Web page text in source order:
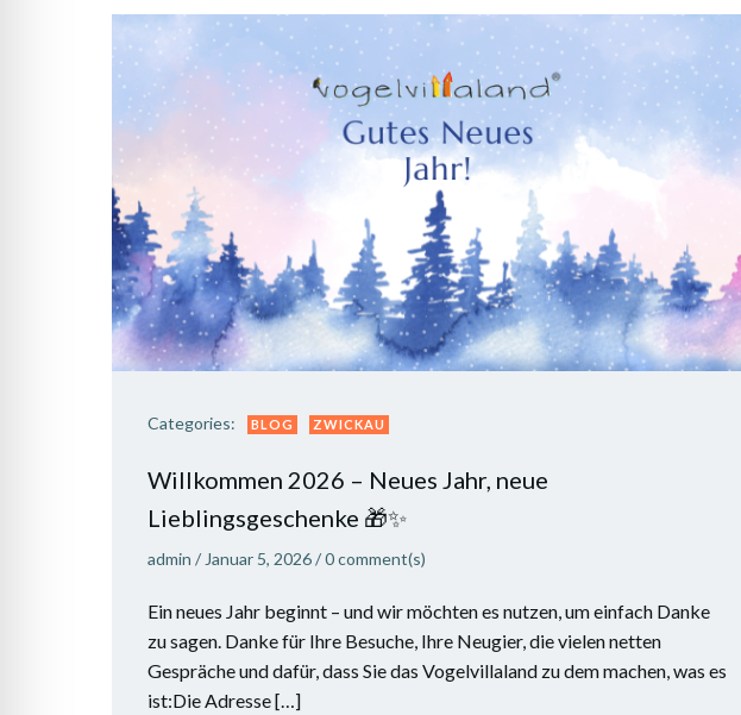
Categories: BLOG ZWICKAU
Willkommen 2026 – Neues Jahr, neue
Lieblingsgeschenke 🎁✨
admin / Januar 5, 2026/0comment(s)
Ein neues Jahr beginnt – und wir möchten es nutzen, um einfach Danke
zu sagen. Danke für Ihre Besuche, Ihre Neugier, die vielen netten
Gespräche und dafür, dass Sie das Vogelvillaland zu dem machen, was es
ist:Die Adresse […]